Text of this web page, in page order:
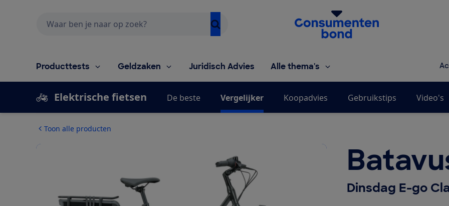
Homepage van de Consumentenbond
Producttests Geldzaken Juridisch Advies Alle thema's
Elektrische fietsen De beste Vergelijker Koopadvies Gebruikstips Video's
Toon alle producten
Dinsdag E-go